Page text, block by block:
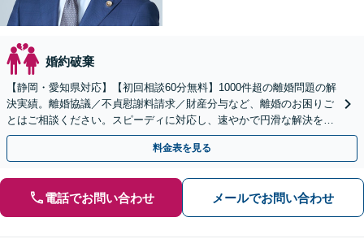
婚約破棄
【静岡・愛知県対応】【初回相談60分無料】1000件超の離婚問題の解
決実績。離婚協議／不貞慰謝料請求／財産分与など、離婚のお困りご
とはご相談ください。スピーディに対応し、速やかで円滑な解決を目
指します【女性弁護士・男性弁護士どちらも所属】
料金表を見る
電話でお問い合わせ メールでお問い合わせ